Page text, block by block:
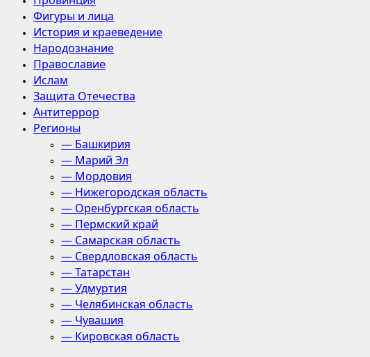
Фигуры и лица
История и краеведение
Народознание
Православие
Ислам
Защита Отечества
Антитеррор
Регионы
— Башкирия
— Марий Эл
— Мордовия
— Нижегородская область
— Оренбургская область
— Пермский край
— Самарская область
— Свердловская область
— Татарстан
— Удмуртия
— Челябинская область
— Чувашия
— Кировская область